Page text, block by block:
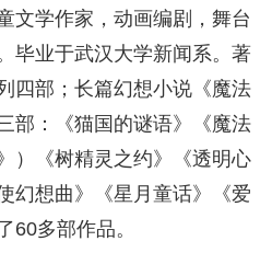
文学作家，动画编剧，舞台
毕业于武汉大学新闻系。著
四部；长篇幻想小说《魔法
部：《猫国的谜语》《魔法
）《树精灵之约》《透明心
幻想曲》《星月童话》《爱
60多部作品。